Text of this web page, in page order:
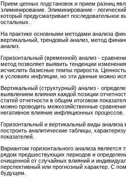
Прием цепных подстановок и прием разниц
элиминирование. Элиминирование -
который предусматривает последовательное
остальных.
На практике основными методами анализа
вертикальный, трендовый анализ, метод
анализ.
Горизонтальный (временной) анализ -
метод позволяет выявить тенденции
исчислить базисные темпы прироста.
в условиях инфляции, но эти данные можно
Вертикальный (структурный) анализ -
выявлением влияния каждой позиции
статей отчетности в общем итоговом
можно проводить межхозяйственные
негативное влияние инфляционных процессов.
Горизонтальный и вертикальный виды
построить аналитические таблицы,
показателей.
Вариантом горизонтального анализа является
рядом предшествующих периодов и
очищенной от случайных влияний и
перспективный или прогнозный характер. С
будущем.